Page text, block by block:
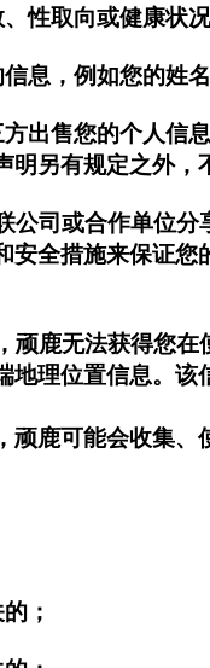
性取向或健康状
息，例如您的姓
出售您的个人
另有规定之外，
司或合作单位
全措施来保证
鹿无法获得您
理位置信息。
鹿可能会收集、
；